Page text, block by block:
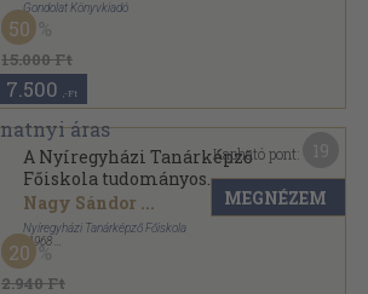
Gondolat Könyvkiadó
Ragasztott papírkötés
Gondolat Zsebkönyvek sorozat
15.000 Ft
50
7.500 ,-Ft
A Nyíregyházi Tanárképző
Főiskola tudományos
közleményei 2.
Nagy Sándor ...
Nyíregyházi Tanárképző Főiskola
1968
Tűzött kötés
Acta Academiae Pedagogicae Nyíregyháziensis
sorozat
2.940 Ft
20
Kapható pont:
MEGNÉZEM